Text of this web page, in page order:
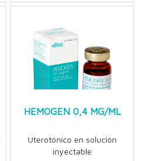
HEMOGEN 0,4 MG/ML
Uterotónico en solución
inyectable